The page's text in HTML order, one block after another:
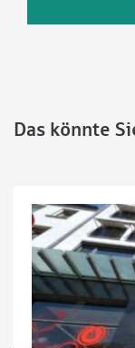
Das könnte